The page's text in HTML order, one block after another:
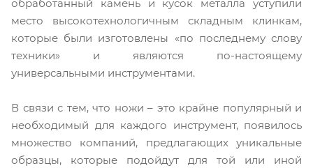
обработанный камень и кусок металла уступили
место высокотехнологичным складным клинкам,
которые были изготовлены «по последнему слову
техники» и являются по-настоящему
универсальными инструментами.
В связи с тем, что ножи – это крайне популярный и
необходимый для каждого инструмент, появилось
множество компаний, предлагающих уникальные
образцы, которые подойдут для той или иной